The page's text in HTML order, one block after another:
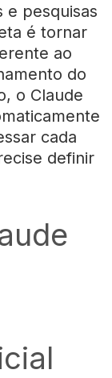
e pesquisas
é tornar
ao
do
o Claude
cada
definir